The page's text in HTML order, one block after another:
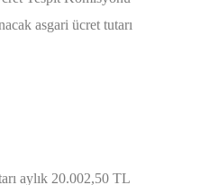
asgari ücret tutarı
aylık 20.002,50 TL